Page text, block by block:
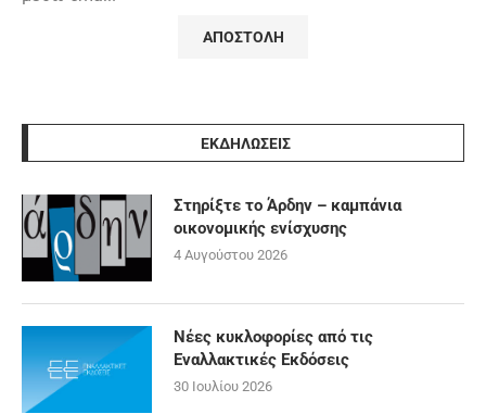
ΕΚΔΗΛΩΣΕΙΣ
Στηρίξτε το Άρδην – καμπάνια
οικονομικής ενίσχυσης
4 Αυγούστου 2026
Νέες κυκλοφορίες από τις
Εναλλακτικές Εκδόσεις
30 Ιουλίου 2026